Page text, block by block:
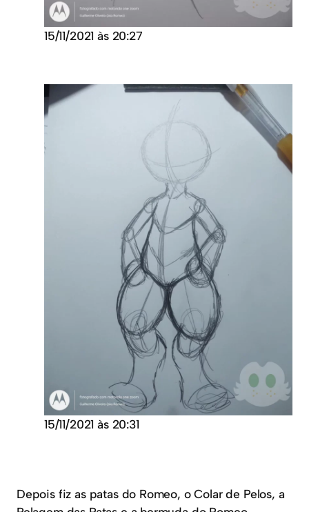
15/11/2021 às 20:27
15/11/2021 às 20:31
Depois fiz as patas do Romeo, o Colar de Pelos, a